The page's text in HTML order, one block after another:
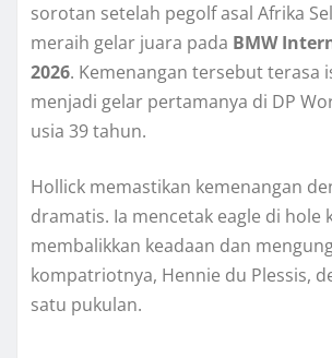
sorotan setelah pegolf asal Afrika
meraih gelar juara pada BMW
2026. Kemenangan tersebut terasa
menjadi gelar pertamanya di DP
usia 39 tahun.
Hollick memastikan kemenangan
dramatis. Ia mencetak eagle di hole
membalikkan keadaan dan
kompatriotnya, Hennie du Plessis,
satu pukulan.